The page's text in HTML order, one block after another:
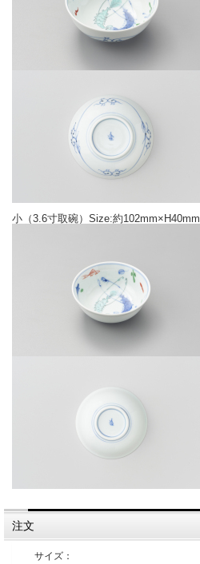
小（3.6寸取碗）Size:約102mm×H40mm
注文
サイズ：